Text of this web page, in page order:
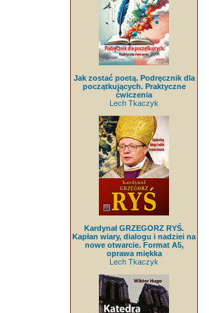
Jak zostać poetą. Podręcznik dla
początkujących. Praktyczne
ćwiczenia
Lech Tkaczyk
Kardynał GRZEGORZ RYŚ.
Kapłan wiary, dialogu i nadziei na
nowe otwarcie. Format A5,
oprawa miękka
Lech Tkaczyk